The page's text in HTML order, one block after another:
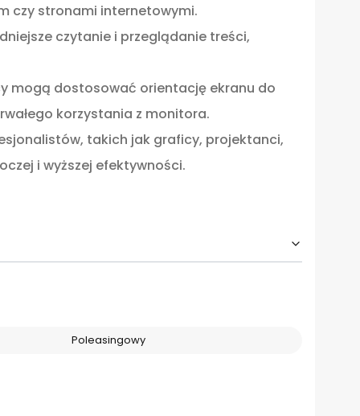
czy stronami internetowymi.
czytanie i przeglądanie treści,
mogą dostosować orientację ekranu do
korzystania z monitora.
takich jak graficy, projektanci,
i wyższej efektywności.
Poleasingowy